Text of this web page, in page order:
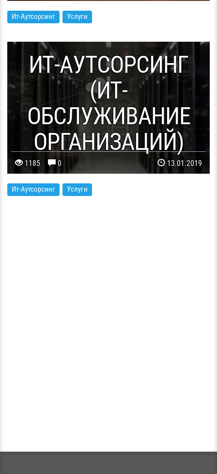
Ит-Аутсорсинг Услуги
ИТ-АУТСОРСИНГ
(ИТ-
ОБСЛУЖИВАНИЕ
ОРГАНИЗАЦИЙ)
1185 0 13.01.2019
Ит-Аутсорсинг Услуги